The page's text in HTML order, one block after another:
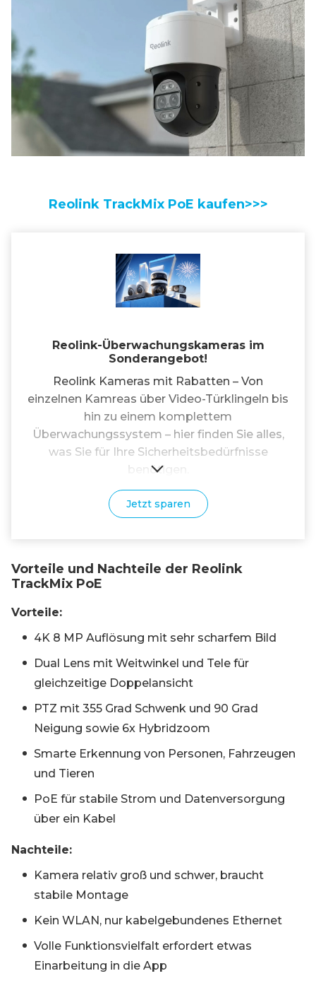
Reolink TrackMix PoE kaufen>>>
Reolink-Überwachungskameras im
Sonderangebot!
Reolink Kameras mit Rabatten – Von
einzelnen Kamreas über Video-Türklingeln bis
hin zu einem komplettem
Überwachungssystem – hier finden Sie alles,
was Sie für Ihre Sicherheitsbedürfnisse
benötigen.
Jetzt sparen
Vorteile und Nachteile der Reolink
TrackMix PoE
Vorteile:
4K 8 MP Auflösung mit sehr scharfem Bild
Dual Lens mit Weitwinkel und Tele für
gleichzeitige Doppelansicht
PTZ mit 355 Grad Schwenk und 90 Grad
Neigung sowie 6x Hybridzoom
Smarte Erkennung von Personen, Fahrzeugen
und Tieren
PoE für stabile Strom und Datenversorgung
über ein Kabel
Nachteile:
Kamera relativ groß und schwer, braucht
stabile Montage
Kein WLAN, nur kabelgebundenes Ethernet
Volle Funktionsvielfalt erfordert etwas
Einarbeitung in die App